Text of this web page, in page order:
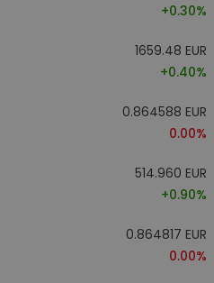
+0.30%
1659.48 EUR
+0.40%
0.864588 EUR
0.00%
514.960 EUR
+0.90%
0.864817 EUR
0.00%